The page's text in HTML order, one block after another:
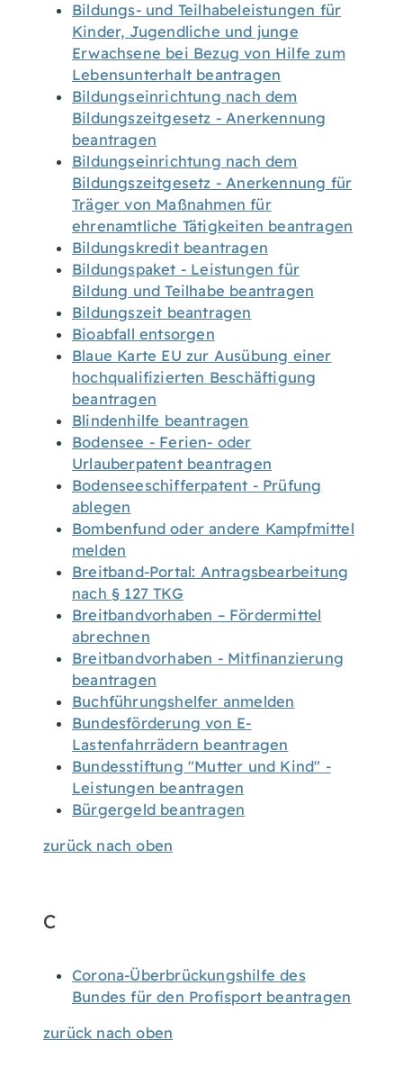
Bildungs- und Teilhabeleistungen für
Kinder, Jugendliche und junge
Erwachsene bei Bezug von Hilfe zum
Lebensunterhalt beantragen
Bildungseinrichtung nach dem
Bildungszeitgesetz - Anerkennung
beantragen
Bildungseinrichtung nach dem
Bildungszeitgesetz - Anerkennung für
Träger von Maßnahmen für
ehrenamtliche Tätigkeiten beantragen
Bildungskredit beantragen
Bildungspaket - Leistungen für
Bildung und Teilhabe beantragen
Bildungszeit beantragen
Bioabfall entsorgen
Blaue Karte EU zur Ausübung einer
hochqualifizierten Beschäftigung
beantragen
Blindenhilfe beantragen
Bodensee - Ferien- oder
Urlauberpatent beantragen
Bodenseeschifferpatent - Prüfung
ablegen
Bombenfund oder andere Kampfmittel
melden
Breitband-Portal: Antragsbearbeitung
nach § 127 TKG
Breitbandvorhaben – Fördermittel
abrechnen
Breitbandvorhaben - Mitfinanzierung
beantragen
Buchführungshelfer anmelden
Bundesförderung von E-
Lastenfahrrädern beantragen
Bundesstiftung "Mutter und Kind" -
Leistungen beantragen
Bürgergeld beantragen
zurück nach oben
C
Corona-Überbrückungshilfe des
Bundes für den Profisport beantragen
zurück nach oben